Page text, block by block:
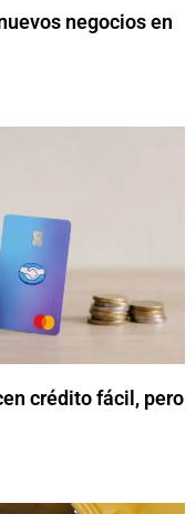
negocios en
crédito fácil, pero